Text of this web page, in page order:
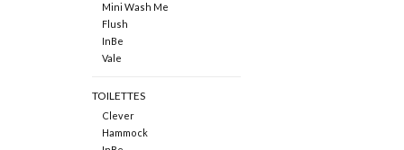
Mini Wash Me
Flush
InBe
Vale
TOILETTES
Clever
Hammock